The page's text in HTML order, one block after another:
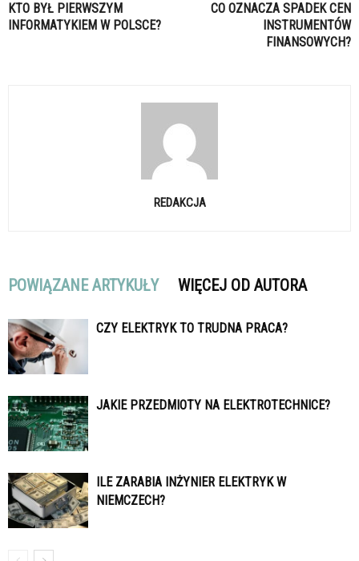
KTO BYŁ PIERWSZYM
INFORMATYKIEM W POLSCE?
CO OZNACZA SPADEK CEN
INSTRUMENTÓW
FINANSOWYCH?
REDAKCJA
POWIĄZANE ARTYKUŁY WIĘCEJ OD AUTORA
CZY ELEKTRYK TO TRUDNA PRACA?
JAKIE PRZEDMIOTY NA ELEKTROTECHNICE?
ILE ZARABIA INŻYNIER ELEKTRYK W
NIEMCZECH?